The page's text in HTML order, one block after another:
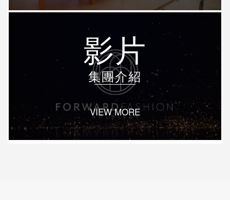
影片
集團介紹
VIEW MORE